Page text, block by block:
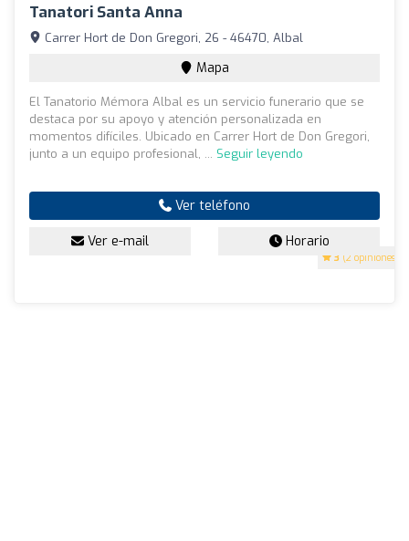
Tanatori Santa Anna
3 (2 opiniones)
Carrer Hort de Don Gregori, 26 - 46470, Albal
Mapa
El Tanatorio Mémora Albal es un servicio funerario que se
destaca por su apoyo y atención personalizada en
momentos difíciles. Ubicado en Carrer Hort de Don Gregori,
junto a un equipo profesional, ... Seguir leyendo
Ver teléfono
Ver e-mail Horario